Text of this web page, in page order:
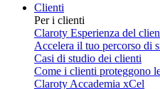
Clienti
Per i clienti
Claroty Esperienza del
Accelera il tuo percorso di
Casi di studio dei clienti
Come i clienti proteggono
Claroty Accademia xCel